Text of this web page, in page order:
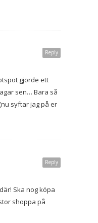
Reply
gjorde ett
sen… Bara så
syftar jag på er
Reply
Ska nog köpa
shoppa på